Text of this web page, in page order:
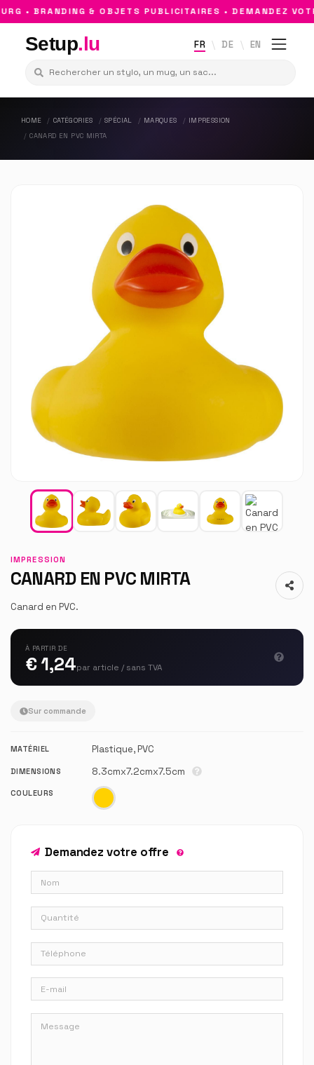
• BRANDING & OBJETS PUBLICITAIRES • DEMANDEZ
Setup.lu FR DE EN
HOME CATÉGORIES SPÉCIAL MARQUES
IMPRESSION
CANARD EN PVC MIRTA
IMPRESSION
CANARD EN PVC MIRTA
Canard en PVC.
À PARTIR DE
€ 1,24par article / sans TVA
Sur commande
MATÉRIEL Plastique, PVC
DIMENSIONS 8.3cmx7.2cmx7.5cm
COULEURS
Demandez votre offre